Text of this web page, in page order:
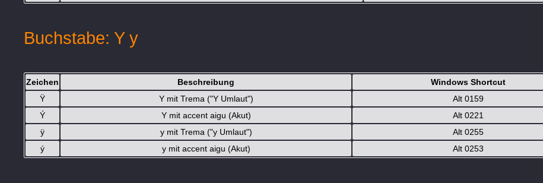
Buchstabe: Y y
Zeichen Beschreibung
Windows Shortcut
Ÿ
Y mit Trema ("Y Umlaut")
Alt 0159
Ý
Y mit accent aigu (Akut)
Alt 0221
ÿ
y mit Trema ("y Umlaut")
Alt 0255
ý
y mit accent aigu (Akut) Alt 0253